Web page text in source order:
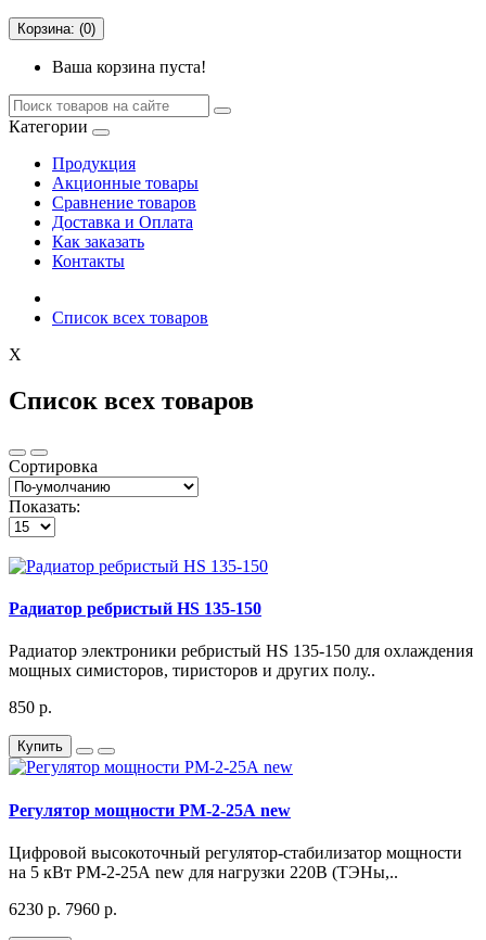
Корзина: (0)
Ваша корзина пуста!
Категории
Продукция
Акционные товары
Сравнение товаров
Доставка и Оплата
Как заказать
Контакты
Список всех товаров
X
Список всех товаров
Сортировка
Показать:
Радиатор ребристый HS 135-150
Радиатор электроники ребристый HS 135-150 для охлаждения
мощных симисторов, тиристоров и других полу..
850 р.
Купить
Регулятор мощности РМ-2-25А new
Цифровой высокоточный регулятор-стабилизатор мощности
на 5 кВт РМ-2-25А new для нагрузки 220В (ТЭНы,..
6230 р. 7960 р.